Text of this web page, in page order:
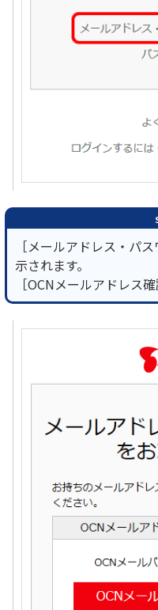
［メールアドレス・パ
示されます。
［OCNメールアドレス